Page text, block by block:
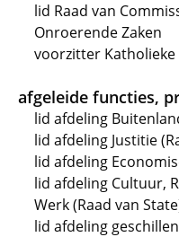
lid Raad van
Onroerende Zaken
voorzitter
afgeleide functies,
lid afdeling
lid afdeling Justitie
lid afdeling
lid afdeling Cultuur,
Werk (Raad van
lid afdeling